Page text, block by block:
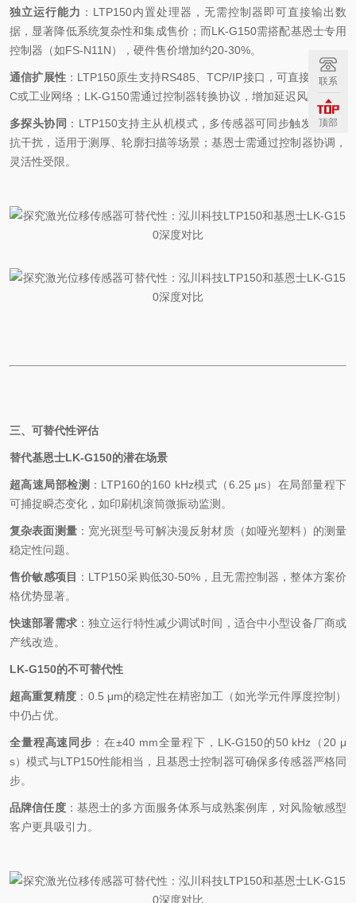
独立运行能力 ： LTP150内置处理器，无需控制器即可直接输出数
据，显著降低系统复杂性和集成售价；而LK-G150需搭配基恩士专用
控制器（如FS-N11N），硬件售价增加约20-30%。
通信扩展性： LTP150原生支持RS485 、TCP/IP接口，可直接接入PL
C或工业网络； LK-G150需通过控制器转换协议，增加延迟风险。
多探头协同 ： LTP150支持主从机模式，多传感器可同步触发或交替
抗干扰，适用于测厚、轮廓扫描等场景；基恩士需通过控制器协调，
灵活性受限。
三、可替代性评估
替代基恩士LK-G150的潜在场景
超高速局部检测 ： LTP160的160 kHz模式（6.25 μs）在局部量程下
可捕捉瞬态变化，如印刷机滚筒微振动监测。
复杂表面测量：宽光斑型号可解决漫反射材质（如哑光塑料）的测量
稳定性问题。
售价敏感项目 ： LTP150采购低30-50%，且无需控制器，整体方案价
格优势显著。
快速部署需求：独立运行特性减少调试时间，适合中小型设备厂商或
产线改造。
LK-G150的不可替代性
超高重复精度 ： 0.5 μm的稳定性在精密加工（如光学元件厚度控制）
中仍占优。
全量程高速同步 ：在±40 mm全量程下， LK-G150的50 kHz （ 20 μ
s）模式与LTP150性能相当，且基恩士控制器可确保多传感器严格同
步。
品牌信任度：基恩士的多方面服务体系与成熟案例库，对风险敏感型
客户更具吸引力。
联系
顶部